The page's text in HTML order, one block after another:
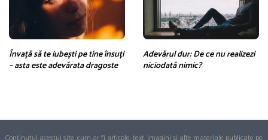
Învață să te iubești pe tine însuți
– asta este adevărata dragoste
Adevărul dur: De ce nu realizezi
niciodată nimic?